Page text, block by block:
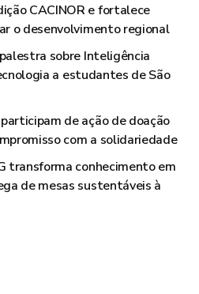
CACINOR e fortalece
o desenvolvimento regional
sobre Inteligência
a estudantes de São
de ação de doação
com a solidariedade
transforma conhecimento em
de mesas sustentáveis à